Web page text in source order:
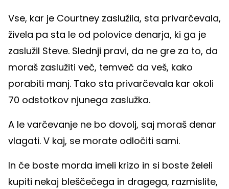
Vse, kar je Courtney zaslužila, sta privarčevala,
živela pa sta le od polovice denarja, ki ga je
zaslužil Steve. Slednji pravi, da ne gre za to, da
moraš zaslužiti več, temveč da veš, kako
porabiti manj. Tako sta privarčevala kar okoli
70 odstotkov njunega zaslužka.
A le varčevanje ne bo dovolj, saj moraš denar
vlagati. V kaj, se morate odločiti sami.
In če boste morda imeli krizo in si boste želeli
kupiti nekaj bleščečega in dragega, razmislite,